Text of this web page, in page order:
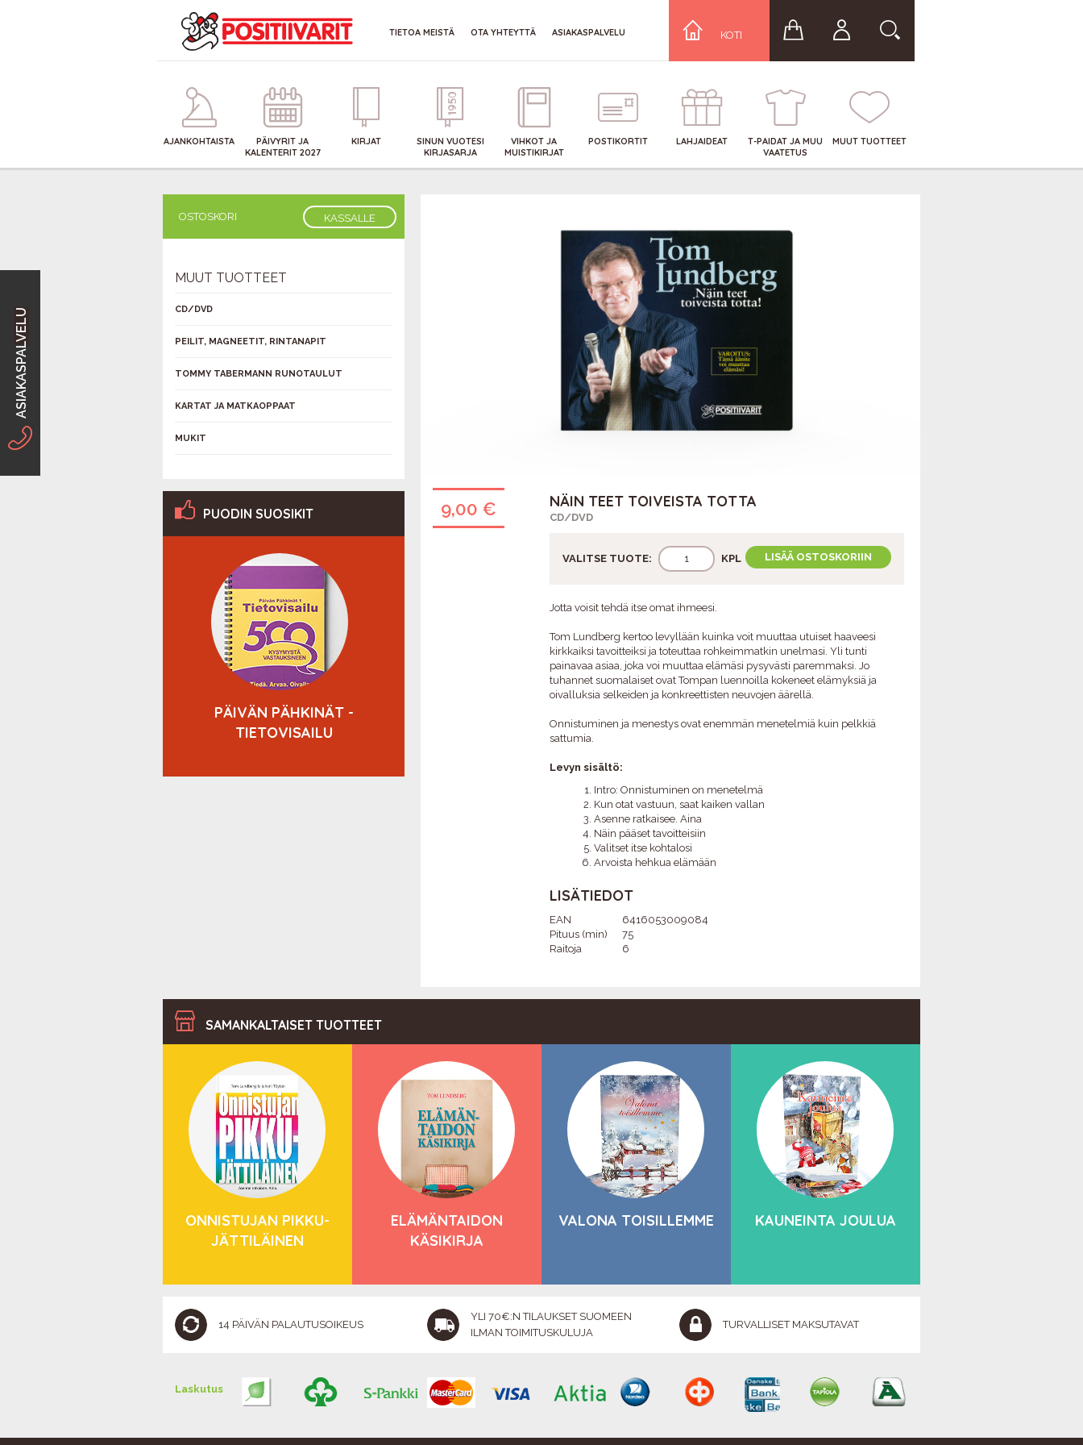
TIETOA MEISTÄ OTA YHTEYTTÄ ASIAKASPALVELU KOTI
AJANKOHTAISTA
PÄIVYRIT JA
KALENTERIT 2027
KIRJAT
SINUN VUOTESI
KIRJASARJA
VIHKOT JA
MUISTIKIRJAT
POSTIKORTIT LAHJAIDEAT
T-PAIDAT JA MUU
VAATETUS
MUUT TUOTTEET
NÄIN TEET TOIVEISTA TOTTA
CD/DVD
VALITSE TUOTE: KPL LISÄÄ OSTOSKORIIN
Jotta voisit tehdä itse omat ihmeesi.
Tom Lundberg kertoo levyllään kuinka voit muuttaa utuiset haaveesi
kirkkaiksi tavoitteiksi ja toteuttaa rohkeimmatkin unelmasi. Yli tunti
painavaa asiaa, joka voi muuttaa elämäsi pysyvästi paremmaksi. Jo
tuhannet suomalaiset ovat Tompan luennoilla kokeneet elämyksiä ja
oivalluksia selkeiden ja konkreettisten neuvojen äärellä.
Onnistuminen ja menestys ovat enemmän menetelmiä kuin pelkkiä
sattumia.
Levyn sisältö:
Intro: Onnistuminen on menetelmä
Kun otat vastuun, saat kaiken vallan
Asenne ratkaisee. Aina
Näin pääset tavoitteisiin
Valitset itse kohtalosi
Arvoista hehkua elämään
LISÄTIEDOT
EAN
6416053009084
Pituus (min)
75
Raitoja
6
9,00 €
KASSALLE
OSTOSKORI
MUUT TUOTTEET
CD/DVD
PEILIT, MAGNEETIT, RINTANAPIT
TOMMY TABERMANN RUNOTAULUT
KARTAT JA MATKAOPPAAT
MUKIT
PUODIN SUOSIKIT
PÄIVÄN PÄHKINÄT -
TIETOVISAILU
PERHEKALENTERI 2027
SAMANKALTAISET TUOTTEET
ONNISTUJAN PIKKU-
JÄTTILÄINEN
ELÄMÄNTAIDON
KÄSIKIRJA
VALONA TOISILLEMME KAUNEINTA JOULUA
14 PÄIVÄN PALAUTUSOIKEUS
YLI 70€:N TILAUKSET SUOMEEN
ILMAN TOIMITUSKULUJA
TURVALLISET MAKSUTAVAT
Laskutus
ASIAKASPALVELU